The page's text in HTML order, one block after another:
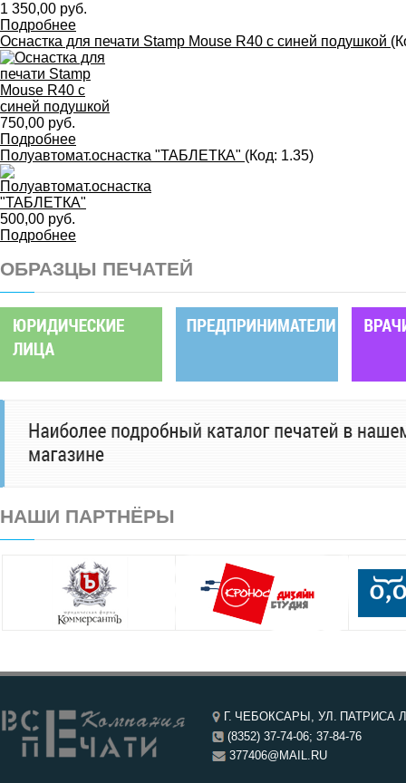
1 350,00 руб.
Подробнее
Оснастка для печати Stamp Mouse R40 с синей подушкой
750,00 руб.
Подробнее
Полуавтомат.оснастка "ТАБЛЕТКА" (Код: 1.35)
500,00 руб.
Подробнее
ОБРАЗЦЫ ПЕЧАТЕЙ
НАШИ ПАРТНЁРЫ
Г. ЧЕБОКСАРЫ, УЛ. ПАТРИСА
(8352) 37-74-06; 37-84-76
377406@MAIL.RU